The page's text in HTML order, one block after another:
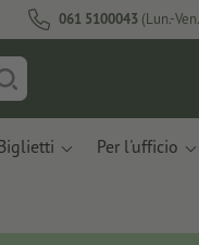
061 5100043 (Lun.-
Per l'ufficio